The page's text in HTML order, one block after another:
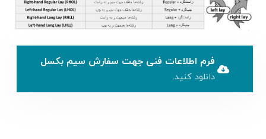
فرم اطلاعات فنی جهت سفارش سیم بکسل
دانلود کنید.